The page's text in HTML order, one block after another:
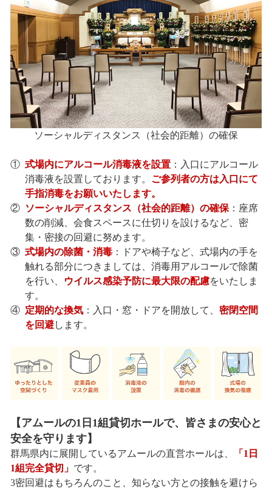
ソーシャルディスタンス（社会的距離）の確保
① 式場内にアルコール消毒液を設置：入口にアルコール
消毒液を設置しております。 ご参列者の方は入口にて
手指消毒をお願いいたします。
② ソーシャルディスタンス（社会的距離）の確保：座席
数の削減、会食スペースに仕切りを設けるなど、密
集・密接の回避に努めます。
③ 式場内の除菌・消毒：ドアや椅子など、式場内の手を
触れる部分につきましては、消毒用アルコールで除菌
を行い、
ウイルス感染予防に最大限の配慮をいたしま
す。
④ 定期的な換気：入口・窓・ドアを開放して、 密閉空間
を回避します。
【アムールの1日1組貸切ホールで、皆さまの安心と
安全を守ります】
群馬県内に展開しているアムールの直営ホールは、
「1日
1組完全貸切」 です。
3密回避はもちろんのこと、知らない方との接触を避けら